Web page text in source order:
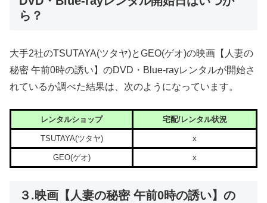
ら？
大手2社のTSUTAYA(ツタヤ)とGEO(ゲオ)の映画【人妻の
秘密 午前0時の誘い】のDVD・Blue-rayレンタルが開始さ
れているか調べた結果は、次のようになっています。
レンタルショップ 宅配/レンタル状況
TSUTAYA(ツタヤ) x
GEO(ゲオ) x
３.映画【人妻の秘密 午前0時の誘い】の